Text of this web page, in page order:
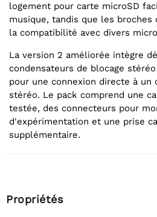
logement pour carte microSD
musique, tandis que les broches
la compatibilité avec divers
La version 2 améliorée intègre
condensateurs de blocage
pour une connexion directe à un
stéréo. Le pack comprend une
testée, des connecteurs pour
d'expérimentation et une prise
supplémentaire.
Propriétés